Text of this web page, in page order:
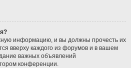
информацию, и вы должны прочесть их
вверху каждого из форумов и в вашем
важных объявлений
конференции.